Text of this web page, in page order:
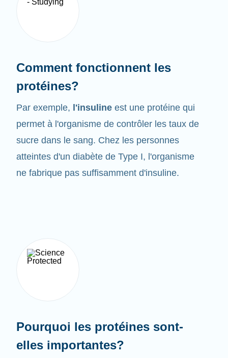
Comment fonctionnent les
protéines?
Par exemple, l'insuline est une protéine qui
permet à l'organisme de contrôler les taux de
sucre dans le sang. Chez les personnes
atteintes d'un diabète de Type I, l'organisme
ne fabrique pas suffisamment d'insuline.
Pourquoi les protéines sont-
elles importantes?